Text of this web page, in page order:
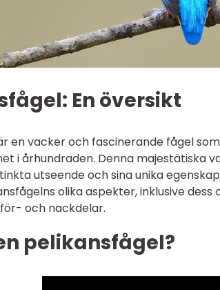
En översikt
en vacker och fascinerande fågel
i århundraden. Denna majestätiska
utseende och sina unika
olika aspekter, inklusive
och nackdelar.
pelikansfågel?